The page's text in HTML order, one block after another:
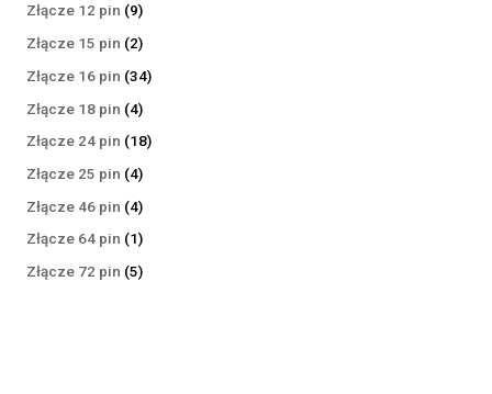
Złącze 12 pin 99
produktów
Złącze 15 pin 22
produkty
Złącze 16 pin 3434
Złącze 18 pin 44
produkty
Złącze 24 pin 1818
Złącze 25 pin 44
produkty
Złącze 46 pin 44
produkty
Złącze 64 pin 11
produkt
Złącze 72 pin 55